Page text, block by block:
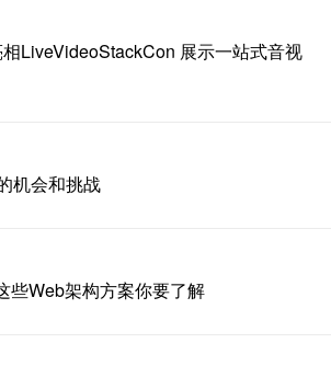
LiveVideoStackCon 展示一站式音视
机会和挑战
些Web架构方案你要了解